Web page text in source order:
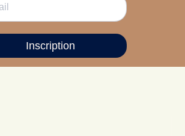
Inscription